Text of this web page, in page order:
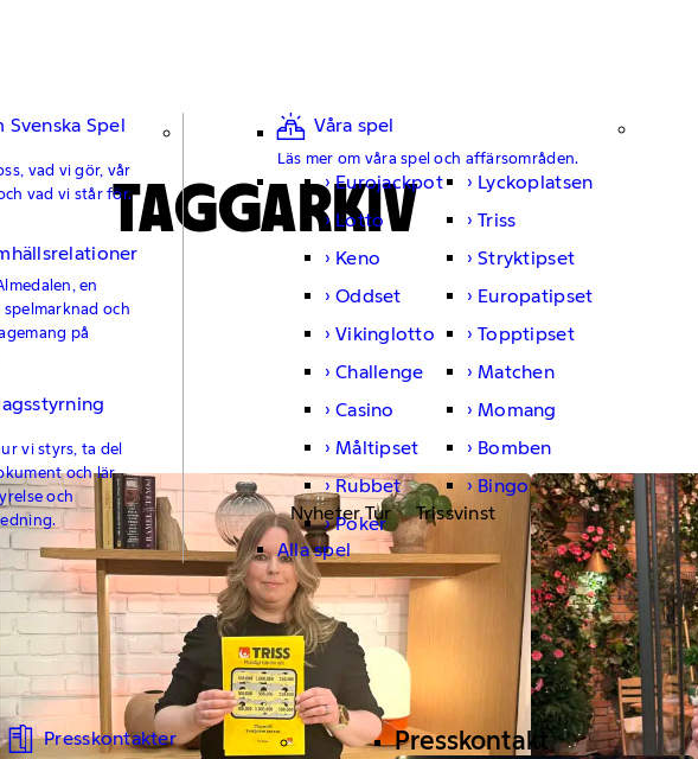
Svenska Spel
vad vi gör, vår
vad vi står för.
en
och
på
vi styrs, ta del
och lär
och
Våra spel
Läs mer om våra spel och affärsområden.
Eurojackpot
Lyckoplatsen
Lotto
Triss
Keno
Stryktipset
Oddset
Europatipset
Vikinglotto
Topptipset
Challenge
Matchen
Casino
Momang
Måltipset
Bomben
Rubbet
Bingo
Poker
Alla spel
Presskontakter Presskontakt
TAGGARKIV
Nyheter Tur Trissvinst